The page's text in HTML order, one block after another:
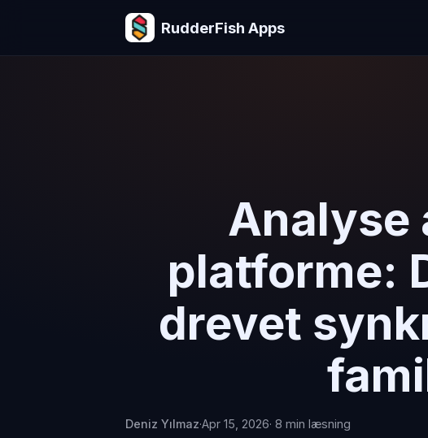
RudderFish Apps
Analyse
platforme:
drevet
Deniz Yılmaz·Apr 15, 2026· 8 min læsning